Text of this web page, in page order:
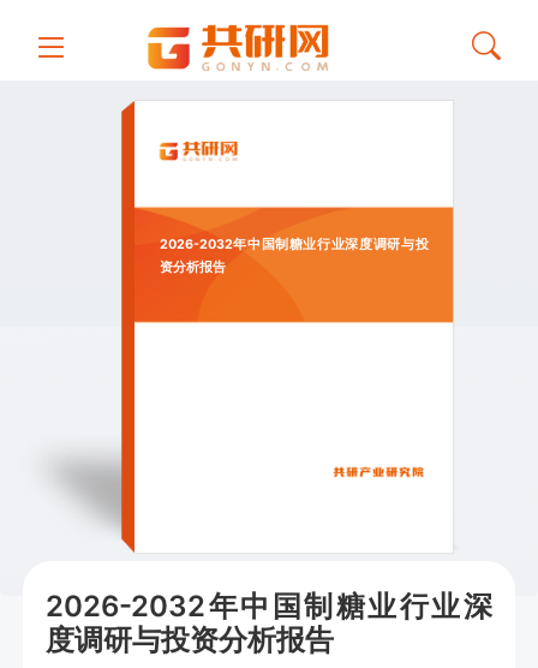
2026-2032年中国制糖业行业深度调研与投
资分析报告
2026-2032年中国制糖业行业深
度调研与投资分析报告